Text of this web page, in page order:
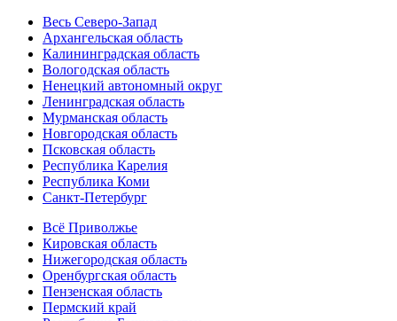
Весь Северо-Запад
Архангельская область
Калининградская область
Вологодская область
Ненецкий автономный округ
Ленинградская область
Мурманская область
Новгородская область
Псковская область
Республика Карелия
Республика Коми
Санкт-Петербург
Всё Приволжье
Кировская область
Нижегородская область
Оренбургская область
Пензенская область
Пермский край